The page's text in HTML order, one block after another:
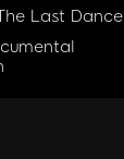
Last Dance